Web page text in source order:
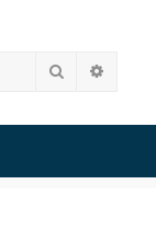
Rechercher